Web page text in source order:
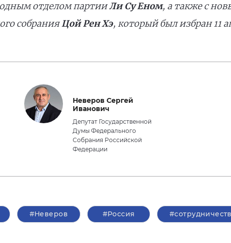
отделом партииЛи Су Еном, а также с
собранияЦой Рен Хэ, который был избран 11
Неверов Сергей
Иванович
Депутат Государственной
Думы Федерального
Собрания Российской
Федерации
#Неверов #Россия